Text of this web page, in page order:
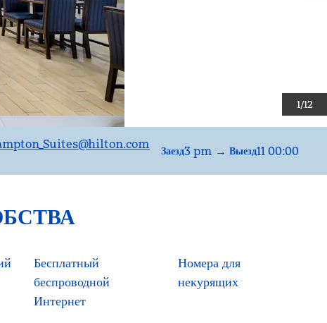
1/12
@hilton.com Заезд3 pm → Выезд11 00:00
Бесплатный
беспроводной
Интернет
Номера для
некурящих